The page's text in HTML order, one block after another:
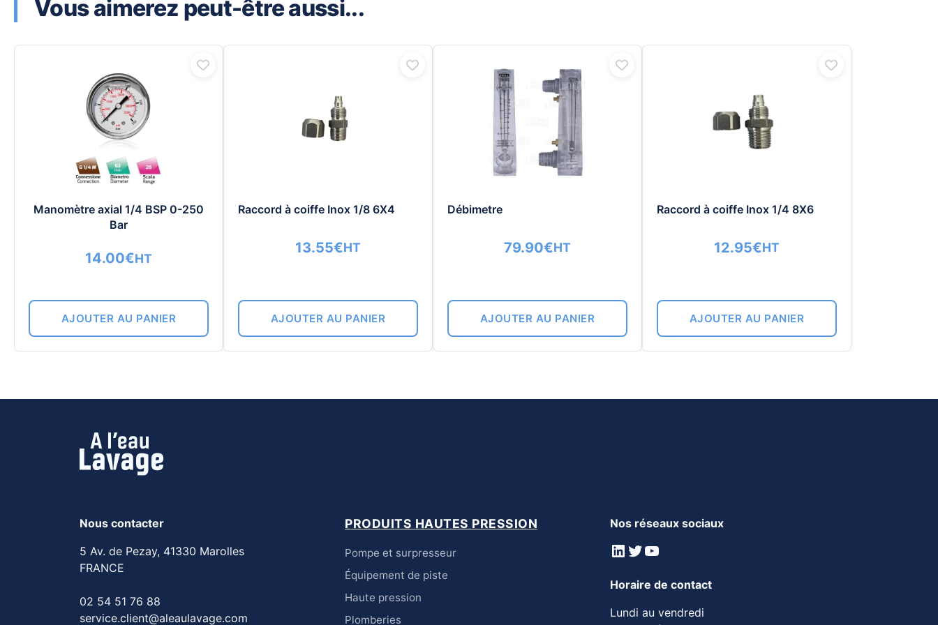
Vous aimerez peut-être aussi...
Manomètre axial 1/4 BSP 0-250
Bar
14.00€HT
AJOUTER AU PANIER
Raccord à coiffe Inox 1/8 6X4
13.55€HT
AJOUTER AU PANIER
Débimetre
79.90€HT
AJOUTER AU PANIER
Raccord à coiffe Inox 1/4 8X6
12.95€HT
AJOUTER AU PANIER
Nous contacter
5 Av. de Pezay, 41330 Marolles
FRANCE
02 54 51 76 88
service.client@aleaulavage.com
PRODUITS HAUTES PRESSION
Pompe et surpresseur
Équipement de piste
Haute pression
Plomberies
Nos réseaux sociaux
LinkedIn
Twitter
YouTube
Horaire de contact
Lundi au vendredi